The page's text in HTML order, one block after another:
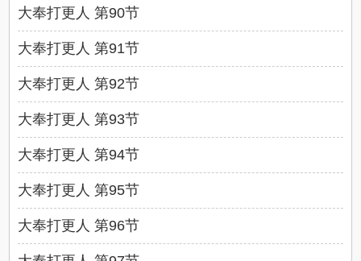
大奉打更人 第90节
大奉打更人 第91节
大奉打更人 第92节
大奉打更人 第93节
大奉打更人 第94节
大奉打更人 第95节
大奉打更人 第96节